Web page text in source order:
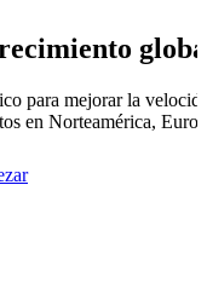
para mejorar la
en Norteamérica,